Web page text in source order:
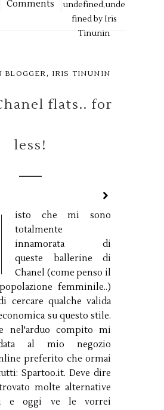
Comments undefined,unde
fined byIris
Tinunin
BLOGGER, IRIS TINUNIN
flats.. for
less!
isto che mi sono
totalmente
innamorata di
queste ballerine di
Chanel (come penso il
femminile..)
cercare qualche valida
su questo stile.
nel'arduo compito mi
al mio negozio
preferito che ormai
Spartoo.it. Deve dire
molte alternative
e oggi ve le vorrei